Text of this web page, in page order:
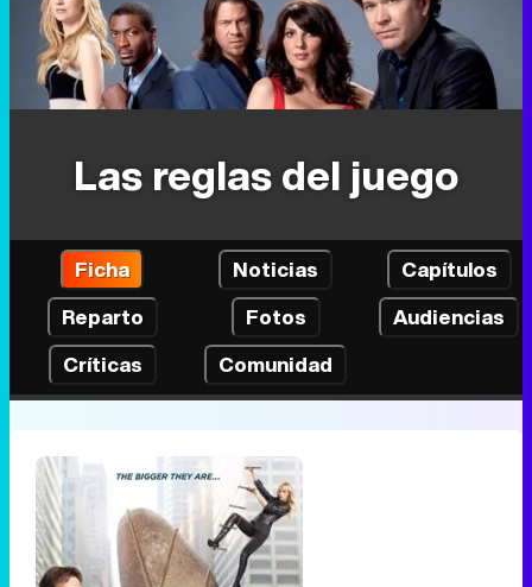
Las reglas del juego
Ficha Noticias
Capítulos
Reparto
Fotos
Audiencias
Críticas
Comunidad